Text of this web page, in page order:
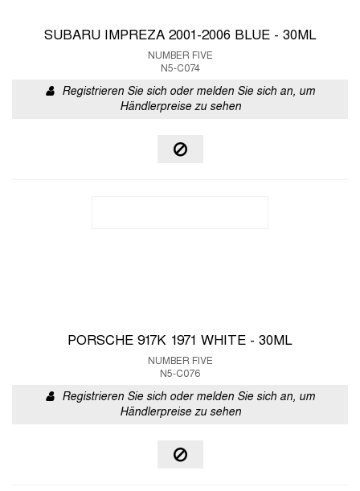
SUBARU IMPREZA 2001-2006 BLUE - 30ML
NUMBER FIVE
N5-C074
Registrieren Sie sich oder melden Sie sich an, um
Händlerpreise zu sehen
PORSCHE 917K 1971 WHITE - 30ML
NUMBER FIVE
N5-C076
Registrieren Sie sich oder melden Sie sich an, um
Händlerpreise zu sehen